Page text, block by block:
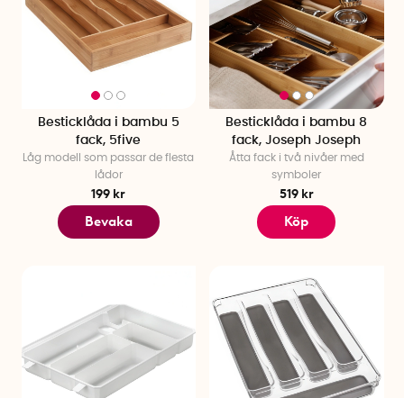
Besticklåda i bambu 5
fack, 5five
Låg modell som passar de flesta
lådor
199 kr
Bevaka
Besticklåda i bambu 8
fack, Joseph Joseph
Åtta fack i två nivåer med
symboler
519 kr
Köp